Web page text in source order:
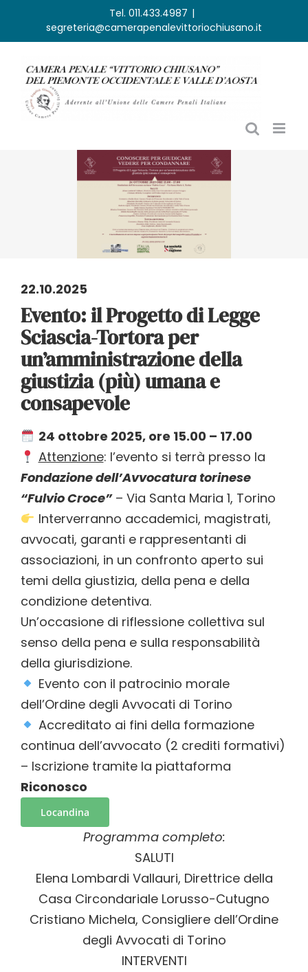
Tel. 011.433.4987 |
segreteria@camerapenalevittoriochiusano.it
22.10.2025
Evento: il Progetto di Legge
Sciascia-Tortora per
un’amministrazione della
giustizia (più) umana e
consapevole
24 ottobre 2025, ore 15.00 – 17.00
Attenzione: l’evento si terrà presso la
Fondazione dell’Avvocatura torinese
“Fulvio Croce”– Via Santa Maria 1, Torino
Interverranno accademici, magistrati,
avvocati, garanti e rappresentanti di
associazioni, in un confronto aperto sui
temi della giustizia, della pena e della
condizione detentiva.
Un’occasione di riflessione collettiva sul
senso della pena e sulla responsabilità
della giurisdizione.
Evento con il patrocinio morale
dell’Ordine degli Avvocati di Torino
Accreditato ai fini della formazione
continua dell’avvocato (2 crediti formativi)
– Iscrizione tramite la piattaforma
Riconosco
Locandina
Programma completo:
SALUTI
Elena Lombardi Vallauri, Direttrice della
Casa Circondariale Lorusso-Cutugno
Cristiano Michela, Consigliere dell’Ordine
degli Avvocati di Torino
INTERVENTI